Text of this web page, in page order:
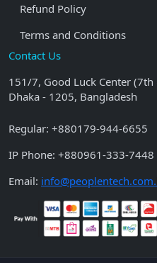
Refund Policy
Terms and Conditions
Contact Us
151/7, Good Luck Center (7th
Dhaka - 1205, Bangladesh
Regular: +880179-944-6655
IP Phone: +880961-333-7448
Email: